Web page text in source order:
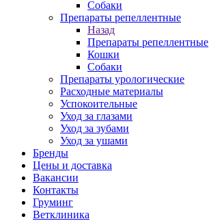
Собаки
Препараты репеллентные
Назад
Препараты репеллентные
Кошки
Собаки
Препараты урологические
Расходные материалы
Успокоительные
Уход за глазами
Уход за зубами
Уход за ушами
Бренды
Цены и доставка
Вакансии
Контакты
Груминг
Ветклиника